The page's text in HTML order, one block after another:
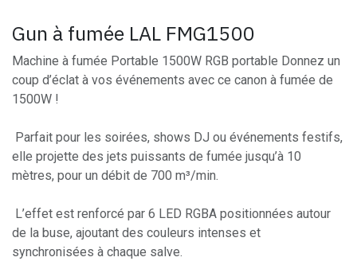
Gun à fumée LAL FMG1500
Machine à fumée Portable 1500W RGB portable Donnez un
coup d’éclat à vos événements avec ce canon à fumée de
1500W !
Parfait pour les soirées, shows DJ ou événements festifs,
elle projette des jets puissants de fumée jusqu’à 10
mètres, pour un débit de 700 m³/min.
L’effet est renforcé par 6 LED RGBA positionnées autour
de la buse, ajoutant des couleurs intenses et
synchronisées à chaque salve.